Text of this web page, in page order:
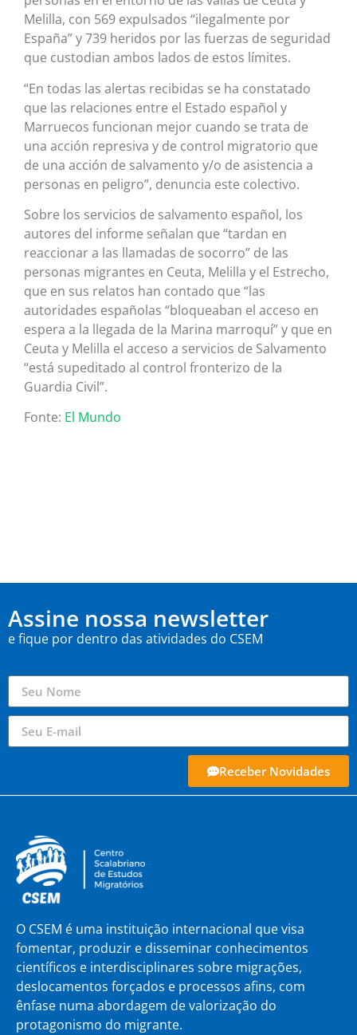
Melilla, con 569 expulsados “ilegalmente por
España” y 739 heridos por las fuerzas de seguridad
que custodian ambos lados de estos límites.
“En todas las alertas recibidas se ha constatado
que las relaciones entre el Estado español y
Marruecos funcionan mejor cuando se trata de
una acción represiva y de control migratorio que
de una acción de salvamento y/o de asistencia a
personas en peligro”, denuncia este colectivo.
Sobre los servicios de salvamento español, los
autores del informe señalan que “tardan en
reaccionar a las llamadas de socorro” de las
personas migrantes en Ceuta, Melilla y el Estrecho,
que en sus relatos han contado que “las
autoridades españolas “bloqueaban el acceso en
espera a la llegada de la Marina marroquí” y que en
Ceuta y Melilla el acceso a servicios de Salvamento
“está supeditado al control fronterizo de la
Guardia Civil”.
Fonte: El Mundo
Assine nossa newsletter
e fique por dentro das atividades do CSEM
Receber Novidades
O CSEM é uma instituição internacional que visa
fomentar, produzir e disseminar conhecimentos
científicos e interdisciplinares sobre migrações,
deslocamentos forçados e processos afins, com
ênfase numa abordagem de valorização do
protagonismo do migrante.